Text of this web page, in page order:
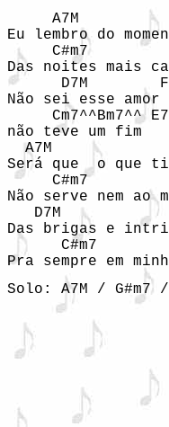
A7M
Eu lembro do
Das noites mais
D7M
Não sei esse
     Cm7^^Bm7^^ E7
não teve um fim
A7M
Será que  o que
     C#m7
Não serve nem ao
D7M
Das brigas e
C#m7
Pra sempre em
Solo: A7M / G#m7 /